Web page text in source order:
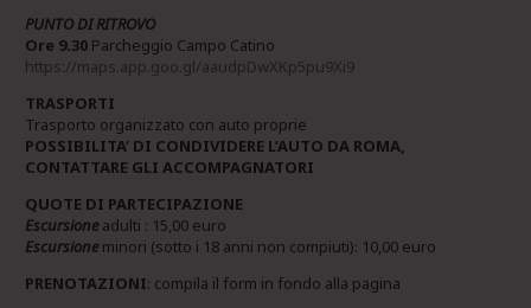
PUNTO DI RITROVO
Ore 9.30 Parcheggio Campo Catino
https://maps.app.goo.gl/aaudpDwXKp5pu9Xi9
TRASPORTI
Trasporto organizzato con auto proprie
POSSIBILITA’ DI CONDIVIDERE L’AUTO DA ROMA,
CONTATTARE GLI ACCOMPAGNATORI
QUOTE DI PARTECIPAZIONE
Escursione adulti : 15,00 euro
Escursione minori (sotto i 18 anni non compiuti): 10,00 euro
PRENOTAZIONI: compila il form in fondo alla pagina